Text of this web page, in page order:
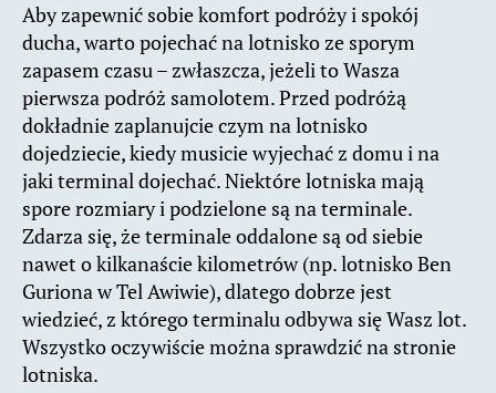
Aby zapewnić sobie komfort podróży i spokój
ducha, warto pojechać na lotnisko ze sporym
zapasem czasu – zwłaszcza, jeżeli to Wasza
pierwsza podróż samolotem. Przed podróżą
dokładnie zaplanujcie czym na lotnisko
dojedziecie, kiedy musicie wyjechać z domu i na
jaki terminal dojechać. Niektóre lotniska mają
spore rozmiary i podzielone są na terminale.
Zdarza się, że terminale oddalone są od siebie
nawet o kilkanaście kilometrów (np. lotnisko Ben
Guriona w Tel Awiwie), dlatego dobrze jest
wiedzieć, z którego terminalu odbywa się Wasz lot.
Wszystko oczywiście można sprawdzić na stronie
lotniska.